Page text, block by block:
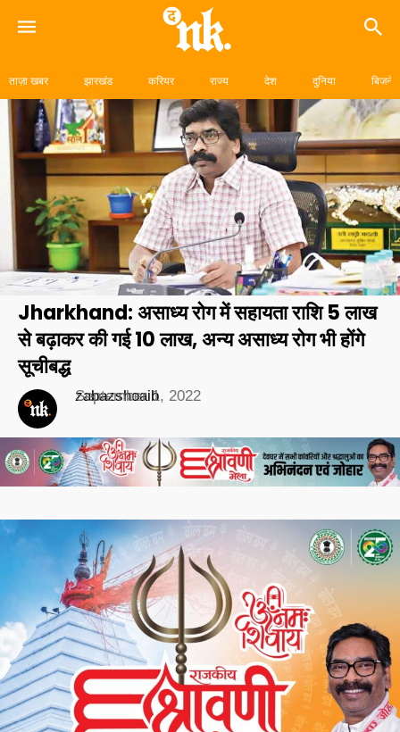
ताज़ा खबर झारखंड करियर राज्य देश दुनिया बिजनेस
Jharkhand: असाध्य रोग में सहायता राशि 5 लाख
से बढ़ाकर की गई ₹10 लाख, अन्य असाध्य रोग भी होंगे
सूचीबद्ध
zabazshoaib
September 1, 2022